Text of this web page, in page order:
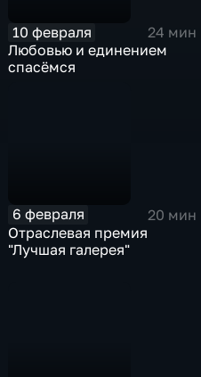
10 февраля
24 мин
Любовью и единением
спасёмся
6 февраля
20 мин
Отраслевая премия
"Лучшая галерея"